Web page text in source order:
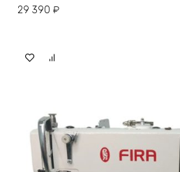
29 390 ₽